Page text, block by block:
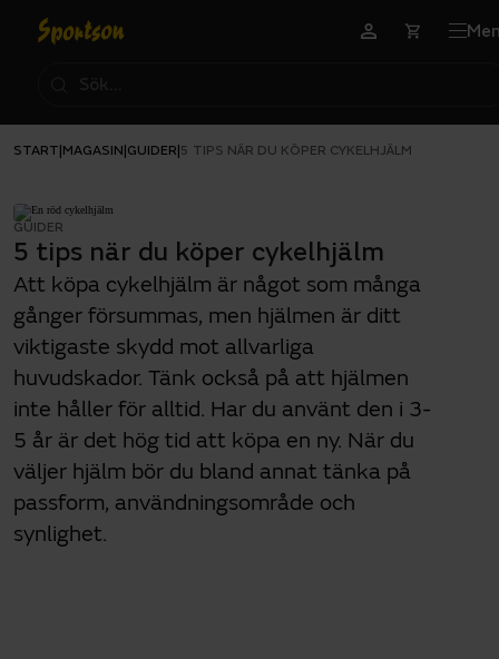
START MAGASIN GUIDER 5 TIPS NÄR DU KÖPER CYKELHJÄLM
GUIDER
5 tips när du köper cykelhjälm
Att köpa cykelhjälm är något som många
gånger försummas, men hjälmen är ditt
viktigaste skydd mot allvarliga
huvudskador. Tänk också på att hjälmen
inte håller för alltid. Har du använt den i 3-
5 år är det hög tid att köpa en ny. När du
väljer hjälm bör du bland annat tänka på
passform, användningsområde och
synlighet.